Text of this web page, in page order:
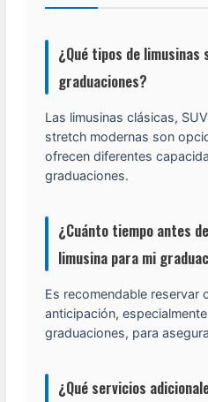
¿Qué tipos de limusinas
graduaciones?
Las limusinas clásicas,
stretch modernas son
ofrecen diferentes
graduaciones.
¿Cuánto tiempo antes
limusina para mi
Es recomendable reservar
anticipación,
graduaciones, para
¿Qué servicios